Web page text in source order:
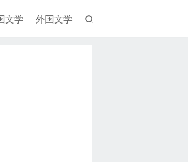
文学 外国文学